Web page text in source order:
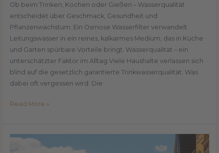
Ob beim Trinken, Kochen oder Gießen – Wasserqualität
entscheidet über Geschmack, Gesundheit und
Pflanzenwachstum. Ein Osmose Wasserfilter verwandelt
Leitungswasser in ein reines, kalkarmes Medium, das in Küche
und Garten spürbare Vorteile bringt. Wasserqualität – ein
unterschätzter Faktor im Alltag Viele Haushalte verlassen sich
blind auf die gesetzlich garantierte Trinkwasserqualität. Was
dabei oft vergessen wird: Die
Read More »
Meistern